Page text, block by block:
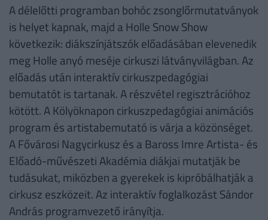
A délelőtti programban bohóc zsonglőrmutatványok
is helyet kapnak, majd a Holle Snow Show
következik: diákszínjátszók előadásában elevenedik
meg Holle anyó meséje cirkuszi látványvilágban. Az
előadás után interaktív cirkuszpedagógiai
bemutatót is tartanak. A részvétel regisztrációhoz
kötött. A Kölyöknapon cirkuszpedagógiai animációs
program és artistabemutató is várja a közönséget.
A Fővárosi Nagycirkusz és a Baross Imre Artista- és
Előadó-művészeti Akadémia diákjai mutatják be
tudásukat, miközben a gyerekek is kipróbálhatják a
cirkusz eszközeit. Az interaktív foglalkozást Sándor
András programvezető irányítja.